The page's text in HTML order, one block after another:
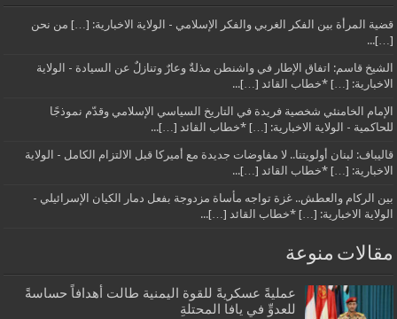
قضية المرأة بين الفكر الغربي والفكر الإسلامي - الولاية الاخبارية: […] من نحن
[…]...
الشيخ قاسم: اتفاق الإطار في واشنطن مذلةٌ وعارٌ وتنازلٌ عن السيادة - الولاية
الاخبارية: […] *خطاب القائد […]...
الإمام الخامنئي شخصية فريدة في التاريخ السياسي الإسلامي وقدّم نموذجًا
للحاكمية - الولاية الاخبارية: […] *خطاب القائد […]...
قاليباف: لبنان أولويتنا.. لا مفاوضات جديدة مع أميركا قبل الالتزام الكامل - الولاية
الاخبارية: […] *خطاب القائد […]...
بين الركام والعطش.. غزة تواجه مأساة مزدوجة بفعل دمار الكيان الإسرائيلي -
الولاية الاخبارية: […] *خطاب القائد […]...
مقالات منوعة
عمليةً عسكريةً للقوة اليمنية طالت أهدافاً حساسةً
للعدوِّ في يافا المحتلةِ